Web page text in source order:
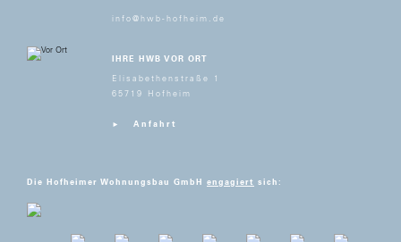
info@hwb-hofheim.de
IHRE HWB VOR ORT
Elisabethenstraße 1
65719 Hofheim
Anfahrt
Die Hofheimer Wohnungsbau GmbH engagiert sich: